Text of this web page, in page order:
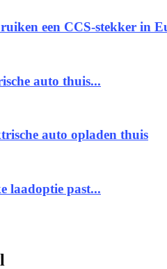
een CCS-stekker in
auto thuis...
auto opladen thuis
laadoptie past...